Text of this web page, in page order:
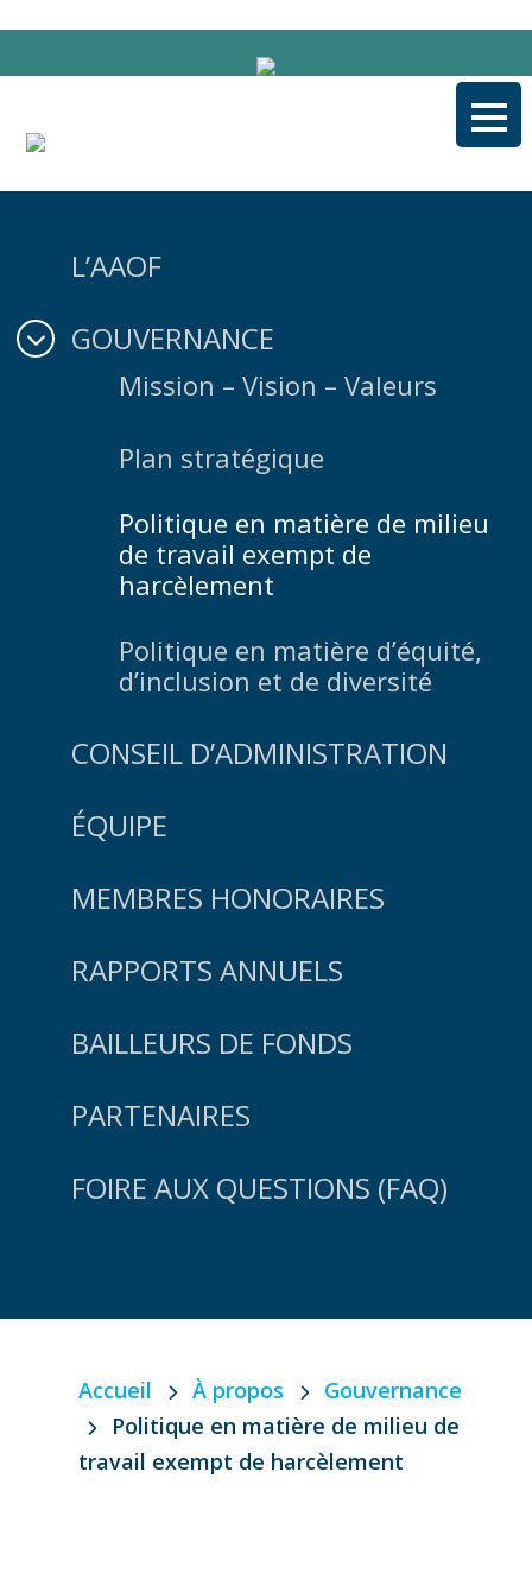
Aller
L’AAOF
GOUVERNANCE
Mission – Vision – Valeurs
Plan stratégique
Politique en matière de milieu
de travail exempt de
harcèlement
Politique en matière d’équité,
d’inclusion et de diversité
CONSEIL D’ADMINISTRATION
ÉQUIPE
MEMBRES HONORAIRES
RAPPORTS ANNUELS
BAILLEURS DE FONDS
PARTENAIRES
FOIRE AUX QUESTIONS (FAQ)
Accueil À propos
Gouvernance
Politique en matière de milieu de
travail exempt de harcèlement